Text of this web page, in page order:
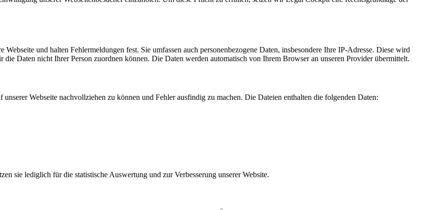
und halten Fehlermeldungen fest. Sie umfassen auch personenbezogene Daten, insbesondere Ihre IP-Adresse. Diese wird
Daten nicht Ihrer Person zuordnen können. Die Daten werden automatisch von Ihrem Browser an unseren Provider übermittelt.
Webseite nachvollziehen zu können und Fehler ausfindig zu machen. Die Dateien enthalten die folgenden Daten:
sie lediglich für die statistische Auswertung und zur Verbesserung unserer Website.